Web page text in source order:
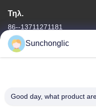
Τηλ.
86--13711271181
Καλή ποιότητα της Κίνας
Sunchonglic
Good day, what product